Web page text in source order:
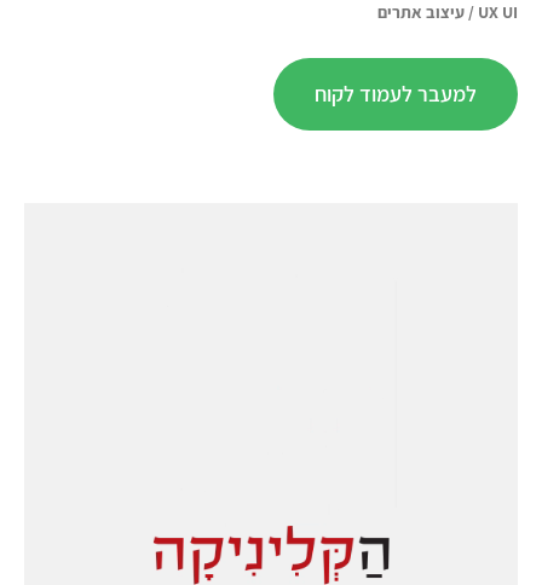
UX UI
/עיצוב אתרים
למעבר לעמוד לקוח